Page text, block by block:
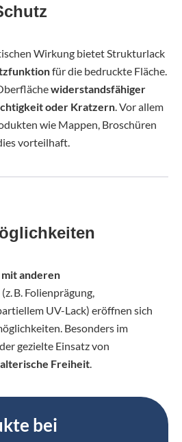
Wirkung bietet Strukturlack
für die bedruckte Fläche.
widerstandsfähiger
oder Kratzern. Vor allem
wie Mappen, Broschüren
vorteilhaft.
anderen
(z. B. Folienprägung,
UV-Lack) eröffnen sich
Besonders im
gezielte Einsatz von
Freiheit.
bei